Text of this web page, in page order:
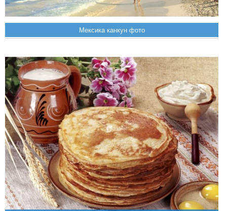
Мексика канкун фото